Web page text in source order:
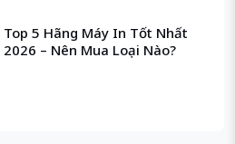
: nhỏ nhất A8 ( 52x74mm) ,
; Định lượng giấy : từ 52 đến
2.0 hoặc 1.1 ; Hỗ trợ hệ điều
7/8 , Windows Server
Top 5 Hãng Máy In Tốt Nhất
2026 – Nên Mua Loại Nào?